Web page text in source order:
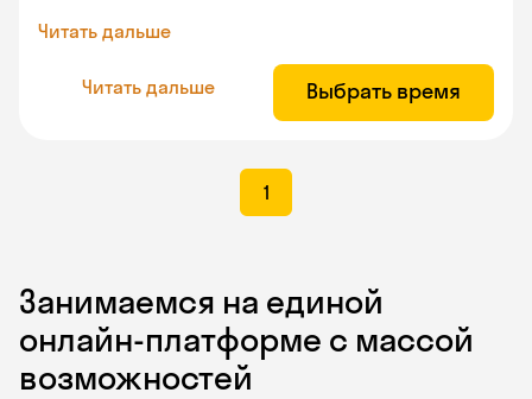
Читать дальше
Читать дальше Выбрать время
1
Занимаемся на единой
онлайн-платформе с массой
возможностей